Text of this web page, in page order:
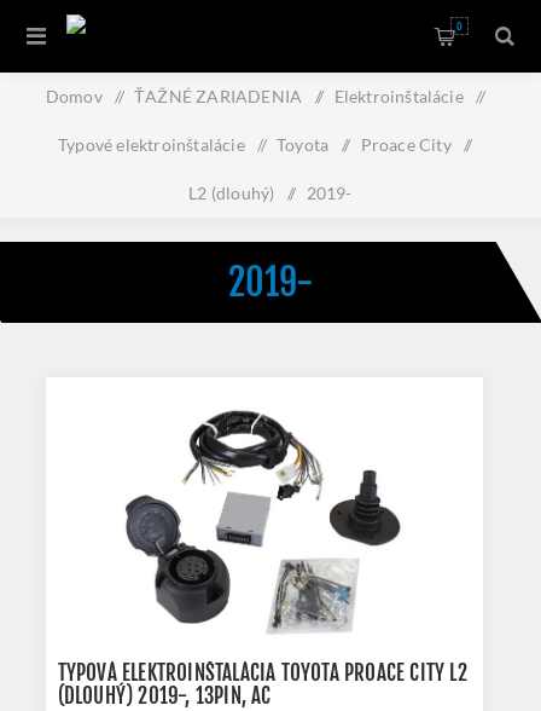
0
Domov / ŤAŽNÉ ZARIADENIA / Elektroinštalácie /
Typové elektroinštalácie / Toyota / Proace City /
L2 (dlouhý) / 2019-
2019-
TYPOVÁ ELEKTROINŠTALÁCIA TOYOTA PROACE CITY L2
(DLOUHÝ) 2019-, 13PIN, AC